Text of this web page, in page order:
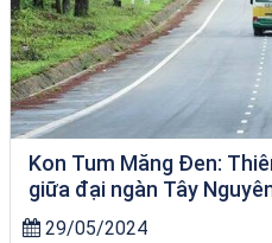
Kon Tum Măng Đen:
giữa đại ngàn Tây
29/05/2024